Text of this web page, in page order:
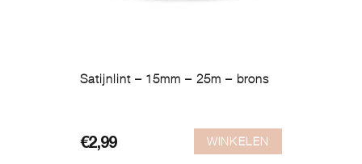
Satijnlint – 15mm – 25m – brons
€2,99 WINKELEN